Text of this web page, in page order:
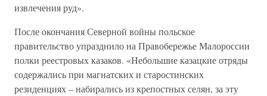
извлечения руд».
После окончания Северной войны польское
правительство упразднило на Правобережье Малороссии
полки реестровых казаков. «Небольшие казацкие отряды
содержались при магнатских и старостинских
резиденциях – набирались из крепостных селян, за эту